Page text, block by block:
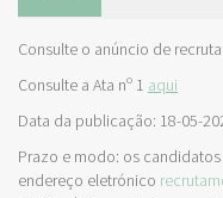
Consulte o anúncio de
Consulte a Ata nº 1 aqui
Data da publicação: 18-05-
Prazo e modo: os
endereço eletrónico